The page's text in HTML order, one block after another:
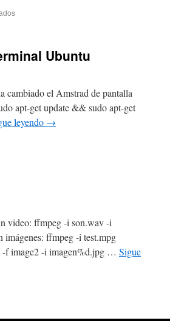
Ubuntu
cambiado el Amstrad de pantalla
apt-get update && sudo apt-get
leyendo →
video: ffmpeg -i son.wav -i
ffmpeg -i test.mpg
-f image2 -i imagen%d.jpg … Sigue